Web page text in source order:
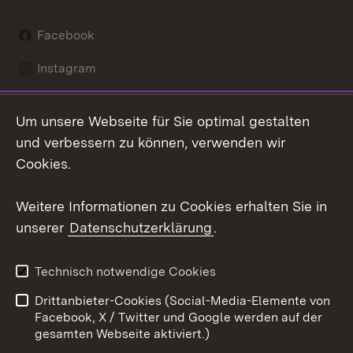
Facebook
Instagram
Mastodon
Youtube
Kontakt
Datenschutz
Barrierefreiheit
Impressum Cookies
Um unsere Webseite für Sie optimal gestalten
und verbessern zu können, verwenden wir
Cookies.
Weitere Informationen zu Cookies erhalten Sie in
unserer Datenschutzerklärung.
Technisch notwendige Cookies
Drittanbieter-Cookies (Social-Media-Elemente von
Facebook, X / Twitter und Google werden auf der
gesamten Webseite aktiviert.)